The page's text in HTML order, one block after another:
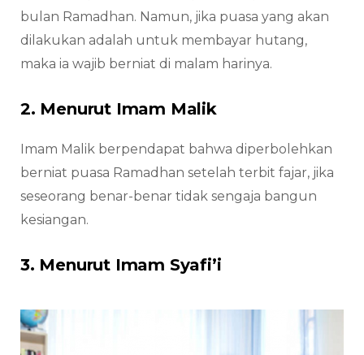
bulan Ramadhan. Namun, jika puasa yang akan
dilakukan adalah untuk membayar hutang,
maka ia wajib berniat di malam harinya.
2. Menurut Imam Malik
Imam Malik berpendapat bahwa diperbolehkan
berniat puasa Ramadhan setelah terbit fajar, jika
seseorang benar-benar tidak sengaja bangun
kesiangan.
3. Menurut Imam Syafi’i